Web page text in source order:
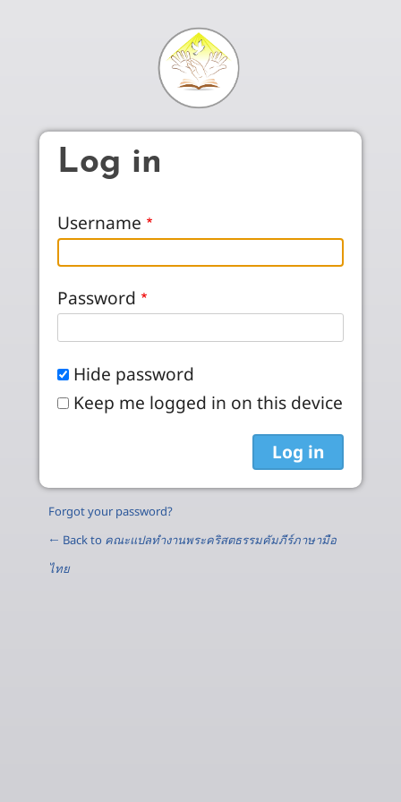
Log in
Username
Password
Hide password
Keep me logged in on this device
Forgot your password?
← Back to คณะแปลทำงานพระคริสตธรรมคัมภีร์ภาษามือ
ไทย